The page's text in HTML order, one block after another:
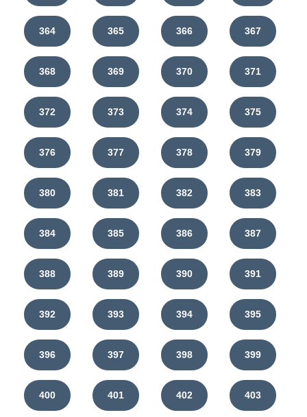
364 365 366 367
368 369 370 371
372 373 374 375
376 377 378 379
380 381 382 383
384 385 386 387
388 389 390 391
392 393 394 395
396 397 398 399
400 401 402 403